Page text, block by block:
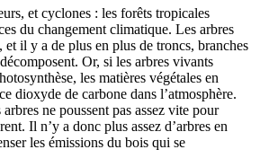
et cyclones : les forêts tropicales
du changement climatique. Les arbres
il y a de plus en plus de troncs, branches
Or, si les arbres vivants
les matières végétales en
dioxyde de carbone dans l’atmosphère.
ne poussent pas assez vite pour
Il n’y a donc plus assez d’arbres en
les émissions du bois qui se